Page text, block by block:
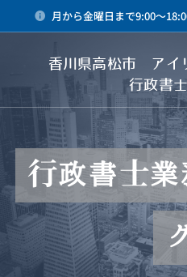
月から金曜日まで9:00～
香川県高松市 アイ
行政書
行政書士